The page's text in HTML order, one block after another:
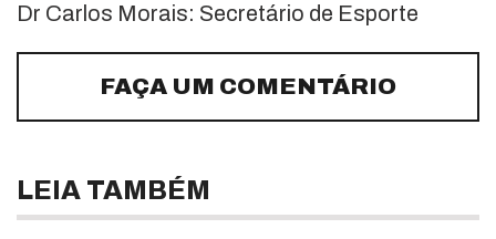
Dr Carlos Morais: Secretário de Esporte
FAÇA UM COMENTÁRIO
LEIA TAMBÉM